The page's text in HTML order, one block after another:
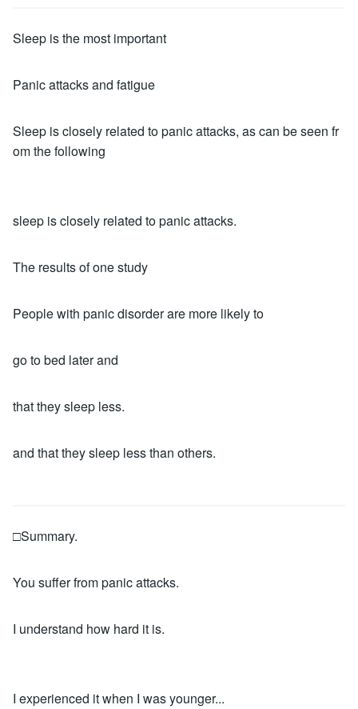
Sleep is the most important
Panic attacks and fatigue
Sleep is closely related to panic attacks, as can be seen fr
om the following
sleep is closely related to panic attacks.
The results of one study
People with panic disorder are more likely to
go to bed later and
that they sleep less.
and that they sleep less than others.
□Summary.
You suffer from panic attacks.
I understand how hard it is.
I experienced it when I was younger...